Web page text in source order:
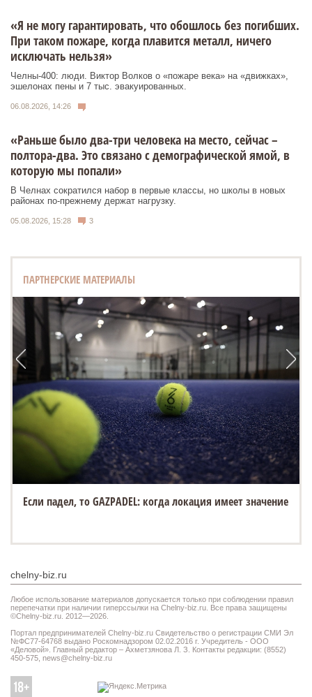
«Я не могу гарантировать, что обошлось без погибших.
При таком пожаре, когда плавится металл, ничего
исключать нельзя»
Челны-400: люди. Виктор Волков о «пожаре века» на «движках»,
эшелонах пены и 7 тыс. эвакуированных.
06.08.2026, 14:26
«Раньше было два-три человека на место, сейчас –
полтора-два. Это связано с демографической ямой, в
которую мы попали»
В Челнах сократился набор в первые классы, но школы в новых
районах по-прежнему держат нагрузку.
05.08.2026, 15:28 3
ПАРТНЕРСКИЕ МАТЕРИАЛЫ
Если падел, то GAZPADEL: когда локация имеет значение
chelny-biz.ru
Любое использование материалов допускается только при соблюдении правил
перепечатки при наличии гиперссылки на Chelny-biz.ru. Все права защищены
©Chelny-biz.ru. 2012—2026.
Портал предпринимателей Chelny-biz.ru Свидетельство о регистрации СМИ Эл
№ФС77-64768 выдано Роскомнадзором 02.02.2016 г. Учредитель - ООО
«Деловой». Главный редактор – Ахметзянова Л. З. Контакты редакции: (8552)
450-575, news@chelny-biz.ru